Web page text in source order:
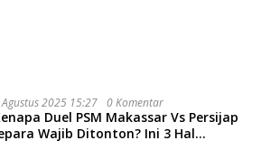
Agustus 2025 15:27 0 Komentar
Duel PSM Makassar Vs Persijap
Wajib Ditonton? Ini 3 Hal